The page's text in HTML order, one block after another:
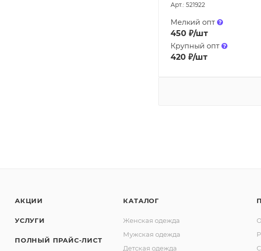
Арт.: 521922
Мелкий опт
450 ₽/шт
Крупный опт
420 ₽/шт
АКЦИИ
УСЛУГИ
ПОЛНЫЙ ПРАЙС-ЛИСТ
КАТАЛОГ
Женская одежда
Мужская одежда
Детская одежда